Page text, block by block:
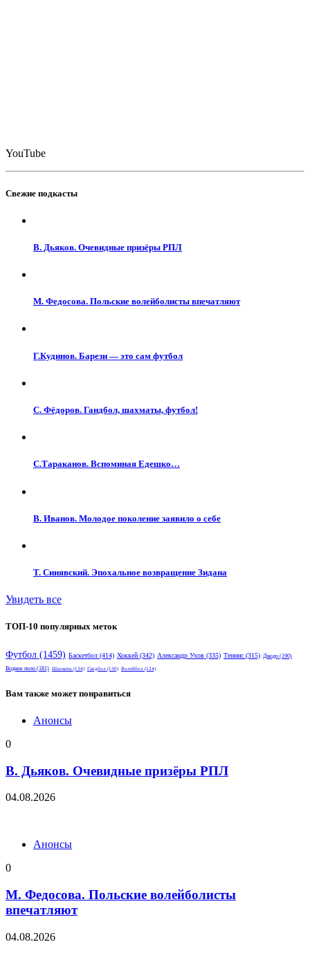
YouTube
Свежие подкасты
В. Дьяков. Очевидные призёры РПЛ
М. Федосова. Польские волейболисты впечатляют
Г.Кудинов. Барези — это сам футбол
С. Фёдоров. Гандбол, шахматы, футбол!
С.Тараканов. Вспоминая Едешко…
В. Иванов. Молодое поколение заявило о себе
Т. Синявский. Эпохальное возвращение Зидана
Увидеть все
ТОП-10 популярных меток
Футбол (1459) Баскетбол (414) Хоккей (342) Александр Ухов (335) Теннис (315) Дзюдо (190)
Водное поло (181) Шахматы (134) Гандбол (130) Волейбол (124)
Вам также может понравиться
Анонсы
0
В. Дьяков. Очевидные призёры РПЛ
04.08.2026
Анонсы
0
М. Федосова. Польские волейболисты
впечатляют
04.08.2026